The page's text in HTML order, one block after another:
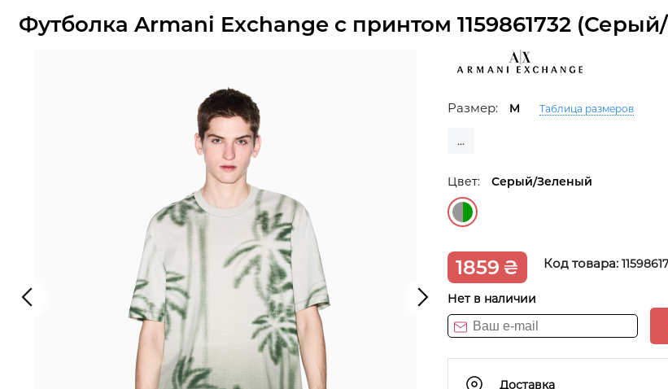
Футболка Armani Exchange с принтом 1159861732
Размер: M Таблица размеров
...
Цвет: Серый/Зеленый
1859 ₴ Код товара:
Нет в наличии
Доставка